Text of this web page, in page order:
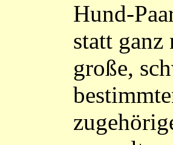
Hund-
statt ganz
große,